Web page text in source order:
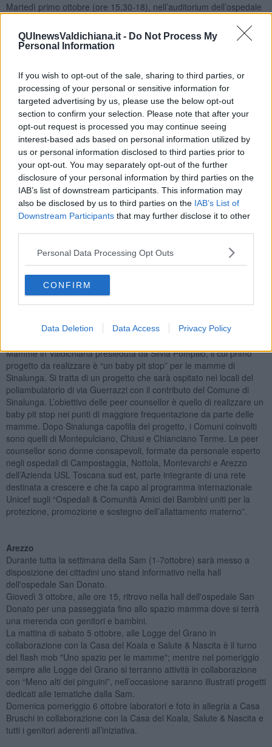
QUInewsValdichiana.it - Do Not Process My
Personal Information
If you wish to opt-out of the sale, sharing to third parties, or
processing of your personal or sensitive information for
targeted advertising by us, please use the below opt-out
section to confirm your selection. Please note that after your
opt-out request is processed you may continue seeing
interest-based ads based on personal information utilized by
us or personal information disclosed to third parties prior to
your opt-out. You may separately opt-out of the further
disclosure of your personal information by third parties on the
IAB’s list of downstream participants. This information may
also be disclosed by us to third parties on the IAB’s List of
Downstream Participants that may further disclose it to other
Personal Data Processing Opt Outs
CONFIRM
Data Deletion Data Access Privacy Policy
Martedì primo ottobre (ore 15.30-18), nell’auditorium dell’ospedale
Alimentazione in gravidanza (di Gloria Turi, dietista dell’Ausl
Toscana sud est); Quale divezzamento? Linee guida Oms e non
un operatore della banca del latte della Sud Est.
Mercoledì 2 ottobre, alle 12.30, nell’Auditorium dell’ospedale di
Campostaggia si terrà "Insieme ai bimbi e per i bimbi”: in questa
occasione saranno donati al reparto di Pediatria-Neonatologia
strumenti di lavoro fondamentali per un'assistenza sempre più
qualificata ai piccoli pazienti della Valdelsa e non solo. La
donazione è della Fisar Siena Valdelsa e dell’associazione
Commercianti Via Maestra.
Giovedì 3 ottobre, sempre nell’Auditorium dell’ospedale di Nottola
(ore 9-12) si parlerà di: Il potere dei genitori a cura dello psicologo
Francesco Ricci della Sud Est; Famiglia e Allattamento (interverrà
Sabato 5 ottobre, alle ore 10, negli spazi del Valdichiana outlet
Village si terrà, invece un flash mob. Sono previsti anche: letture
interattive in collaborazione con la Biblioteca di Sinalunga e Nati per
Leggere; il laboratorio creativo “Creare un doudou” in
collaborazione con la bottega di Pienza “Ricreare”; un
Terme e la mostra fotografica “Allattiamo insieme”.
Mamme in Valdichiana presieduta da Silvia Pompilio, il cui primo
progetto da realizzare è “un baby pit stop” per le mamme di
Sinalunga. Si tratta di un progetto che sarà ospitato nei locali del
poliambulatorio di via Guerrazzi con il contributo del Comune di
Sinalunga. L’obiettivo delle peer counsellor è quello di realizzare un
baby pit stop nei punti di maggiore frequentazione da parte delle
mamme. Dopo Sinalunga capofila del progetto, i Comuni coinvolti
sono quelli di Montepulciano, Chiusi e Chianciano Terme. Le peer
counsellor sono donne consapevoli, formate da personale esperto
negli ospedali di Campostaggia, Nottola, Montevarchi e Arezzo
dell’Azienda USL Toscana sud est, parte integrante di una rete
destinata a crescere e che fa capo al programma internazionale
Unicef sugli “Ospedali & Comunità Amici dei Bambini uniti per la
protezione, promozione e sostegno dell’allattamento materno”.
Arezzo
Durante tutta la settimana della Sam (1-7ottobre) sarà messo a
disposizione dei cittadini uno stand informativo nella hall
dell'ospedale San Donato.
Giovedì 3 ottobre, alle ore 15, ritrovo nella hall dell'ospedale San
Donato per una passeggiata fino allo spazio mamma dove si terrà
una merenda con genitori e bambini.
La mattina di sabato 5 ottobre, alle Logge del Grano in
collaborazione con la Casa del Koala e Salute & Nascita è il turno
del flash mob "Uno spazio per le mamme"; mentre nel pomeriggio
sempre alle Logge del Grano si terranno attività in collaborazione
con “Meno alti dei pinguini”, nell’occasione saranno illustrati progetti
dedicati alle tematiche dalla Sam.
Domenica pomeriggio 6 ottobre laboratori e foto in allegria a Casa
Bruschi in collaborazione con la Casa del Koala, Salute & Nascita e
tutti i genitori aderenti all’iniziativa.